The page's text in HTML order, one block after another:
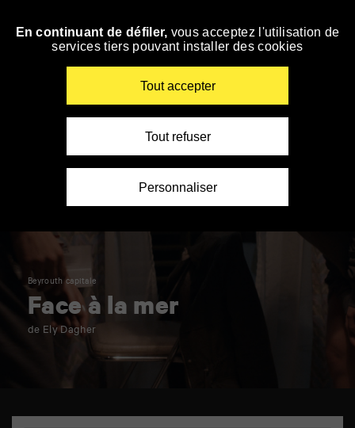
Accéder
Beyrouth capitale
Face à la mer
de Ely Dagher
En continuant de défiler, vous acceptez l'utilisation de
services tiers pouvant installer des cookies
Tout accepter
Tout refuser
Personnaliser